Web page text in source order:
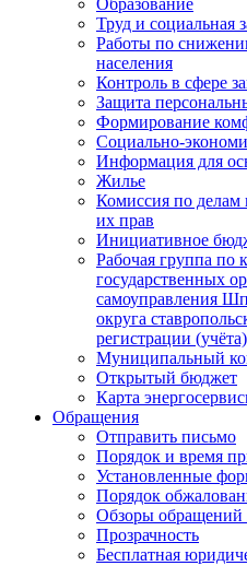
Образование
Труд и социальная
Работы по
населения
Контроль в сфере
Защита
Формирование
Социально-
Информация для
Жилье
Комиссия по делам
их прав
Инициативное
Рабочая группа по
государственных
самоуправления
округа
регистрации
Муниципальный
Открытый бюджет
Карта
Обращения
Отправить письмо
Порядок и время
Установленные
Порядок
Обзоры обращений
Прозрачность
Бесплатная